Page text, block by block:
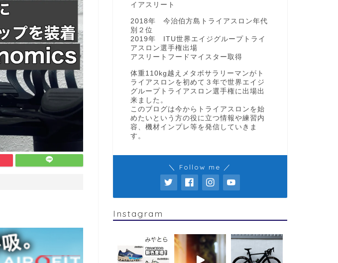
イアスリート
2018年 今治伯方島トライアスロン年代
別２位
2019年 ITU世界エイジグループトライ
アスロン選手権出場
アスリートフードマイスター取得
体重110kg越えメタボサラリーマンがト
ライアスロンを初めて３年で世界エイジ
グループトライアスロン選手権に出場出
来ました。
このブログは今からトライアスロンを始
めたいという方の役に立つ情報や練習内
容、機材インプレ等を発信していきま
す。
＼ Follow me ／
Instagram